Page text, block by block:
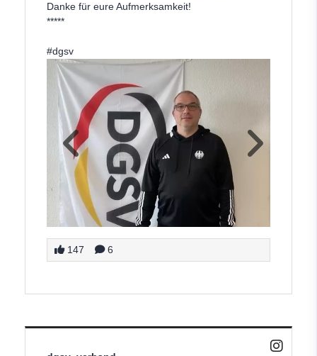
Danke für eure Aufmerksamkeit!
*****
#dgsv
147 6